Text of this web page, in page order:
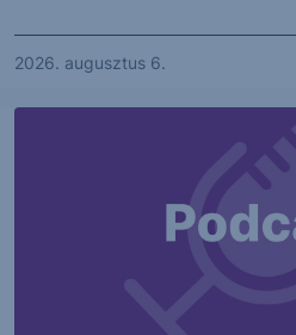
2026. augusztus 6.